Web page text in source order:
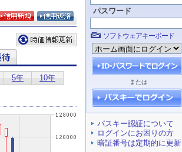
パスワード
ソフトウェアキーボード
または
パスキー認証について
ログインにお困りの方
暗証番号は定期的に更新